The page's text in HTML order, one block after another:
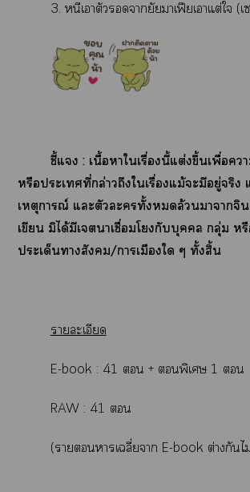
3. หนีเาตัวายัยาเฟียเาแต่ใ (
ชี้แ : เนื้อาใเรื่องนี้แต่งขึ้นเพื่อ
หรือะเที่กล่าวถึงใเรื่องแม้ะมีอยู่จริ
เหตุการณ์ แะตัวะทั้งล้วนาาจิ
เขียน มิได้มีเาเชื่อมโกับบุคคล กลุ่ม ห
ประเด็นาสังคม/าเมืองใ ๆ ทั้งสิ้น
รายละเอียด
E-book : 41  + พิเศษ 1 
RAW : 41 
(าาเฉลี่ยา E-book ต่างกันไ